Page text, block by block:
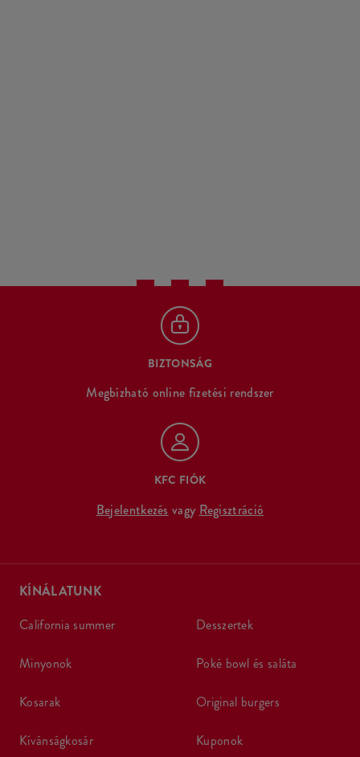
BIZTONSÁG
Megbízható online fizetési rendszer
KFC FIÓK
Bejelentkezés vagy Regisztráció
KÍNÁLATUNK
california summer
minyonok
kosarak
kívánságkosár
desszertek
poké bowl és saláta
original burgers
kuponok